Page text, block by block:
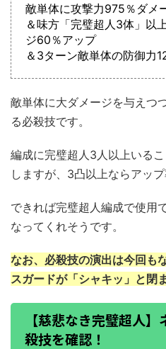
敵単体に攻撃力975％ダメ
＆味方「完璧超人3体」以
ジ60％アップ
＆3ターン敵単体の防御力
敵単体に大ダメージを与えつ
る必殺技です。
編成に完璧超人3人以上いる
しますが、3凸以上ならアップ
できれば完璧超人編成で使用
なってくれそうです。
なお、必殺技の演出は今回も
スガードが「シャキッ」と閉
【慈悲なき完璧超人
殺技を確認！